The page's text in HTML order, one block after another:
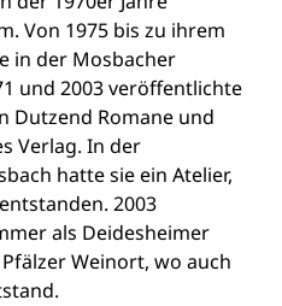
Von 1975 bis zu ihrem
in der Mosbacher
und 2003 veröffentlichte
Dutzend Romane und
Verlag. In der
hatte sie ein Atelier,
2003
als Deidesheimer
Weinort, wo auch